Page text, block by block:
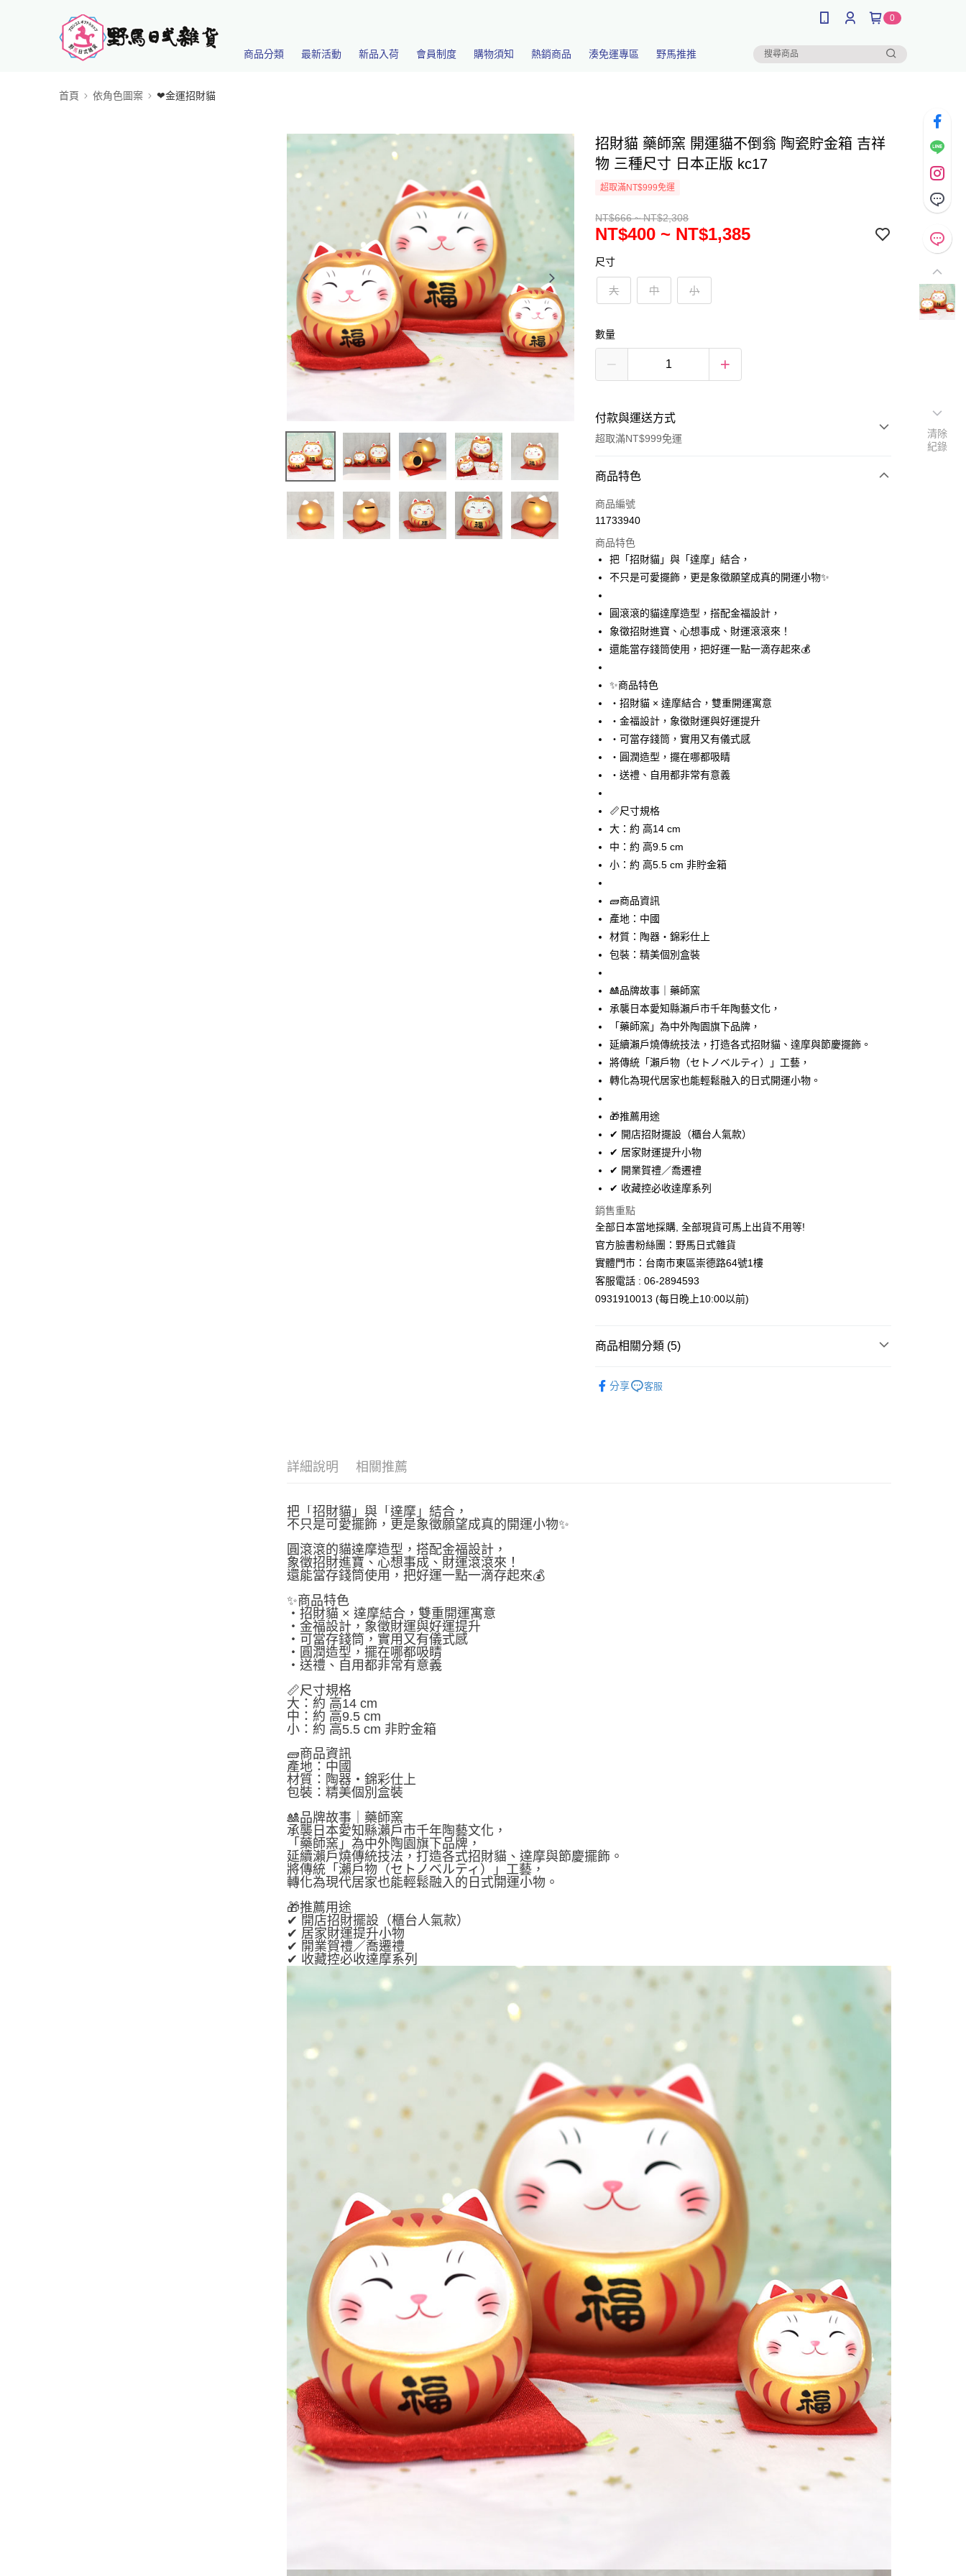
0
商品分類 最新活動 新品入荷 會員制度 購物須知 熱銷商品 湊免運專區 野馬推推
首頁 依角色圖案 ❤金運招財貓
招財貓 藥師窯 開運貓不倒翁 陶瓷貯金箱 吉祥
物 三種尺寸 日本正版 kc17
超取滿NT$999免運
NT$666 ~ NT$2,308
NT$400 ~ NT$1,385
尺寸
大 中 小
數量
付款與運送方式
超取滿NT$999免運
付款方式
信用卡一次付款
3 期 0 利率 每期 NT$133
合作金庫商業銀行
第一商業銀行
國泰世華商業銀行
兆豐國際商業銀行
臺灣中小企業銀行
台中商業銀行
匯豐（台灣）商業銀行
華泰商業銀行
元大商業銀行
台新國際商業銀行
中國信託商業銀行
台灣樂天信用卡公司
超商取貨付款
Apple Pay
街口支付
悠遊付
Google Pay
ATM付款
全家取貨付款
每筆NT$65，滿NT$999(含以上)免運費
付款後全家取貨
7-11取貨付款
每筆NT$65，滿NT$999(含以上)免運費
付款後7-11取貨
宅配
每筆NT$100，滿NT$999(含以上)免運費
商品特色
商品編號
11733940
商品特色
把「招財貓」與「達摩」結合，
不只是可愛擺飾，更是象徵願望成真的開運小物✨
圓滾滾的貓達摩造型，搭配金福設計，
象徵招財進寶、心想事成、財運滾滾來！
還能當存錢筒使用，把好運一點一滴存起來💰
✨商品特色
・招財貓 × 達摩結合，雙重開運寓意
・金福設計，象徵財運與好運提升
・可當存錢筒，實用又有儀式感
・圓潤造型，擺在哪都吸睛
・送禮、自用都非常有意義
📏尺寸規格
大：約 高14 cm
中：約 高9.5 cm
小：約 高5.5 cm 非貯金箱
🧱商品資訊
產地：中國
材質：陶器・錦彩仕上
包裝：精美個別盒裝
🎎品牌故事｜藥師窯
承襲日本愛知縣瀨戶市千年陶藝文化，
「藥師窯」為中外陶園旗下品牌，
延續瀨戶燒傳統技法，打造各式招財貓、達摩與節慶擺飾。
將傳統「瀨戶物（セトノベルティ）」工藝，
轉化為現代居家也能輕鬆融入的日式開運小物。
🎁推薦用途
✔ 開店招財擺設（櫃台人氣款）
✔ 居家財運提升小物
✔ 開業賀禮／喬遷禮
✔ 收藏控必收達摩系列
銷售重點
全部日本當地採購, 全部現貨可馬上出貨不用等!
官方臉書粉絲團：野馬日式雜貨
實體門市：台南市東區崇德路64號1樓
客服電話 : 06-2894593
0931910013 (每日晚上10:00以前)
商品相關分類 (5)
分享 客服
詳細說明 相關推薦
把「招財貓」與「達摩」結合，
不只是可愛擺飾，更是象徵願望成真的開運小物✨
圓滾滾的貓達摩造型，搭配金福設計，
象徵招財進寶、心想事成、財運滾滾來！
還能當存錢筒使用，把好運一點一滴存起來💰
✨商品特色
・招財貓 × 達摩結合，雙重開運寓意
・金福設計，象徵財運與好運提升
・可當存錢筒，實用又有儀式感
・圓潤造型，擺在哪都吸睛
・送禮、自用都非常有意義
📏尺寸規格
大：約 高14 cm
中：約 高9.5 cm
小：約 高5.5 cm 非貯金箱
🧱商品資訊
產地：中國
材質：陶器・錦彩仕上
包裝：精美個別盒裝
🎎品牌故事｜藥師窯
承襲日本愛知縣瀨戶市千年陶藝文化，
「藥師窯」為中外陶園旗下品牌，
延續瀨戶燒傳統技法，打造各式招財貓、達摩與節慶擺飾。
將傳統「瀨戶物（セトノベルティ）」工藝，
轉化為現代居家也能輕鬆融入的日式開運小物。
🎁推薦用途
✔ 開店招財擺設（櫃台人氣款）
✔ 居家財運提升小物
✔ 開業賀禮／喬遷禮
✔ 收藏控必收達摩系列
清除
紀錄